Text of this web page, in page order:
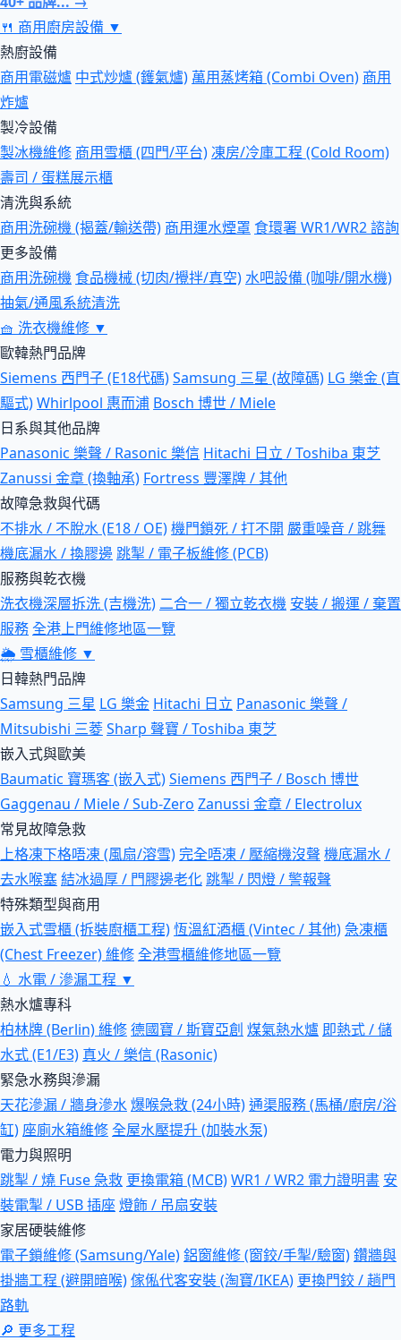
🍴 商用廚房設備 ▼
熱廚設備
商用電磁爐 中式炒爐 (鑊氣爐) 萬用蒸烤箱 (Combi Oven) 商用
炸爐
製冷設備
製冰機維修 商用雪櫃 (四門/平台)凍房/冷庫工程 (Cold Room)
壽司 / 蛋糕展示櫃
清洗與系統
商用洗碗機 (揭蓋/輸送帶) 商用運水煙罩 食環署 WR1/WR2 諮詢
更多設備
商用洗碗機 食品機械 (切肉/攪拌/真空)水吧設備 (咖啡/開水機)
抽氣/通風系統清洗
🧺 洗衣機維修 ▼
歐韓熱門品牌
Siemens 西門子 (E18代碼)Samsung 三星 (故障碼) LG 樂金 (直
驅式)Whirlpool 惠而浦 Bosch 博世 / Miele
日系與其他品牌
Panasonic 樂聲 / Rasonic 樂信 Hitachi 日立 / Toshiba 東芝
Zanussi 金章 (換軸承) Fortress 豐澤牌 / 其他
故障急救與代碼
不排水 / 不脫水 (E18 / OE)機門鎖死 / 打不開 嚴重噪音 / 跳舞
機底漏水 / 換膠邊跳掣 / 電子板維修 (PCB)
服務與乾衣機
洗衣機深層拆洗 (吉機洗) 二合一 / 獨立乾衣機 安裝 / 搬運 / 棄置
服務全港上門維修地區一覽
🌦 雪櫃維修 ▼
日韓熱門品牌
Samsung 三星 LG 樂金 Hitachi 日立 Panasonic 樂聲 /
Mitsubishi 三菱Sharp 聲寶 / Toshiba 東芝
嵌入式與歐美
Baumatic 寶瑪客 (嵌入式)Siemens 西門子 / Bosch 博世
Gaggenau / Miele / Sub-Zero Zanussi 金章 / Electrolux
常見故障急救
上格凍下格唔凍 (風扇/溶雪)完全唔凍 / 壓縮機沒聲 機底漏水 /
去水喉塞結冰過厚 / 門膠邊老化跳掣 / 閃燈 / 警報聲
特殊類型與商用
嵌入式雪櫃 (拆裝廚櫃工程)恆溫紅酒櫃 (Vintec / 其他)急凍櫃
(Chest Freezer) 維修全港雪櫃維修地區一覽
💧 水電 / 滲漏工程 ▼
熱水爐專科
柏林牌 (Berlin) 維修德國寶 / 斯寶亞創 煤氣熱水爐 即熱式 / 儲
水式 (E1/E3) 真火 / 樂信 (Rasonic)
緊急水務與滲漏
天花滲漏 / 牆身滲水爆喉急救 (24小時)通渠服務 (馬桶/廚房/浴
缸) 座廁水箱維修全屋水壓提升 (加裝水泵)
電力與照明
跳掣 / 燒 Fuse 急救 更換電箱 (MCB)WR1 / WR2 電力證明書 安
裝電掣 / USB 插座燈飾 / 吊扇安裝
家居硬裝維修
電子鎖維修 (Samsung/Yale)鋁窗維修 (窗鉸/手掣/驗窗)鑽牆與
掛牆工程 (避開暗喉)傢俬代客安裝 (淘寶/IKEA) 更換門鉸 / 趟門
路軌
🔎 更多工程